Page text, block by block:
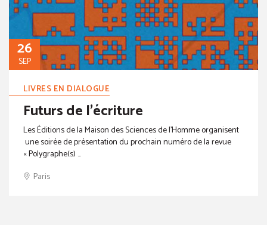
26
SEP
LIVRES EN DIALOGUE
Futurs de l'écriture
Les Éditions de la Maison des Sciences de l’Homme organisent
une soirée de présentation du prochain numéro de la revue
« Polygraphe(s) ...
Paris